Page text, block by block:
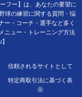
フー】は、あなたの要望に
球の練習に関する質問・悩
ー・コーチ・選手など多く
ニュー・トレーニング方法
信頼されるサイトとして
特定商取引法に基づく表
示